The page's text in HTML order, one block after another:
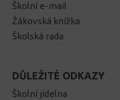
Školní e-mail
Žákovská knížka
Školská rada
DŮLEŽITÉ ODKAZY
Školní jídelna